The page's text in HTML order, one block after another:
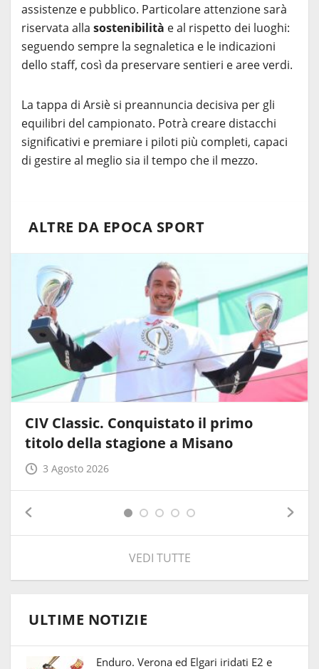
assistenze e pubblico. Particolare attenzione sarà
riservata alla sostenibilità e al rispetto dei luoghi:
seguendo sempre la segnaletica e le indicazioni
dello staff, così da preservare sentieri e aree verdi.
La tappa di Arsiè si preannuncia decisiva per gli
equilibri del campionato. Potrà creare distacchi
significativi e premiare i piloti più completi, capaci
di gestire al meglio sia il tempo che il mezzo.
ALTRE DA EPOCA SPORT
CIV Classic. Conquistato il primo
titolo della stagione a Misano
3 Agosto 2026
VEDI TUTTE
ULTIME NOTIZIE
Enduro. Verona ed Elgari iridati E2 e